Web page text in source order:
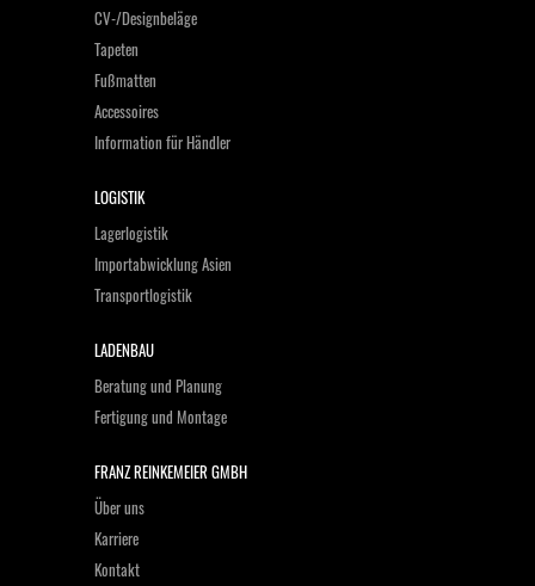
CV-/Designbeläge
Tapeten
Fußmatten
Accessoires
Information für Händler
LOGISTIK
Lagerlogistik
Importabwicklung Asien
Transportlogistik
LADENBAU
Beratung und Planung
Fertigung und Montage
FRANZ REINKEMEIER GMBH
Über uns
Karriere
Kontakt